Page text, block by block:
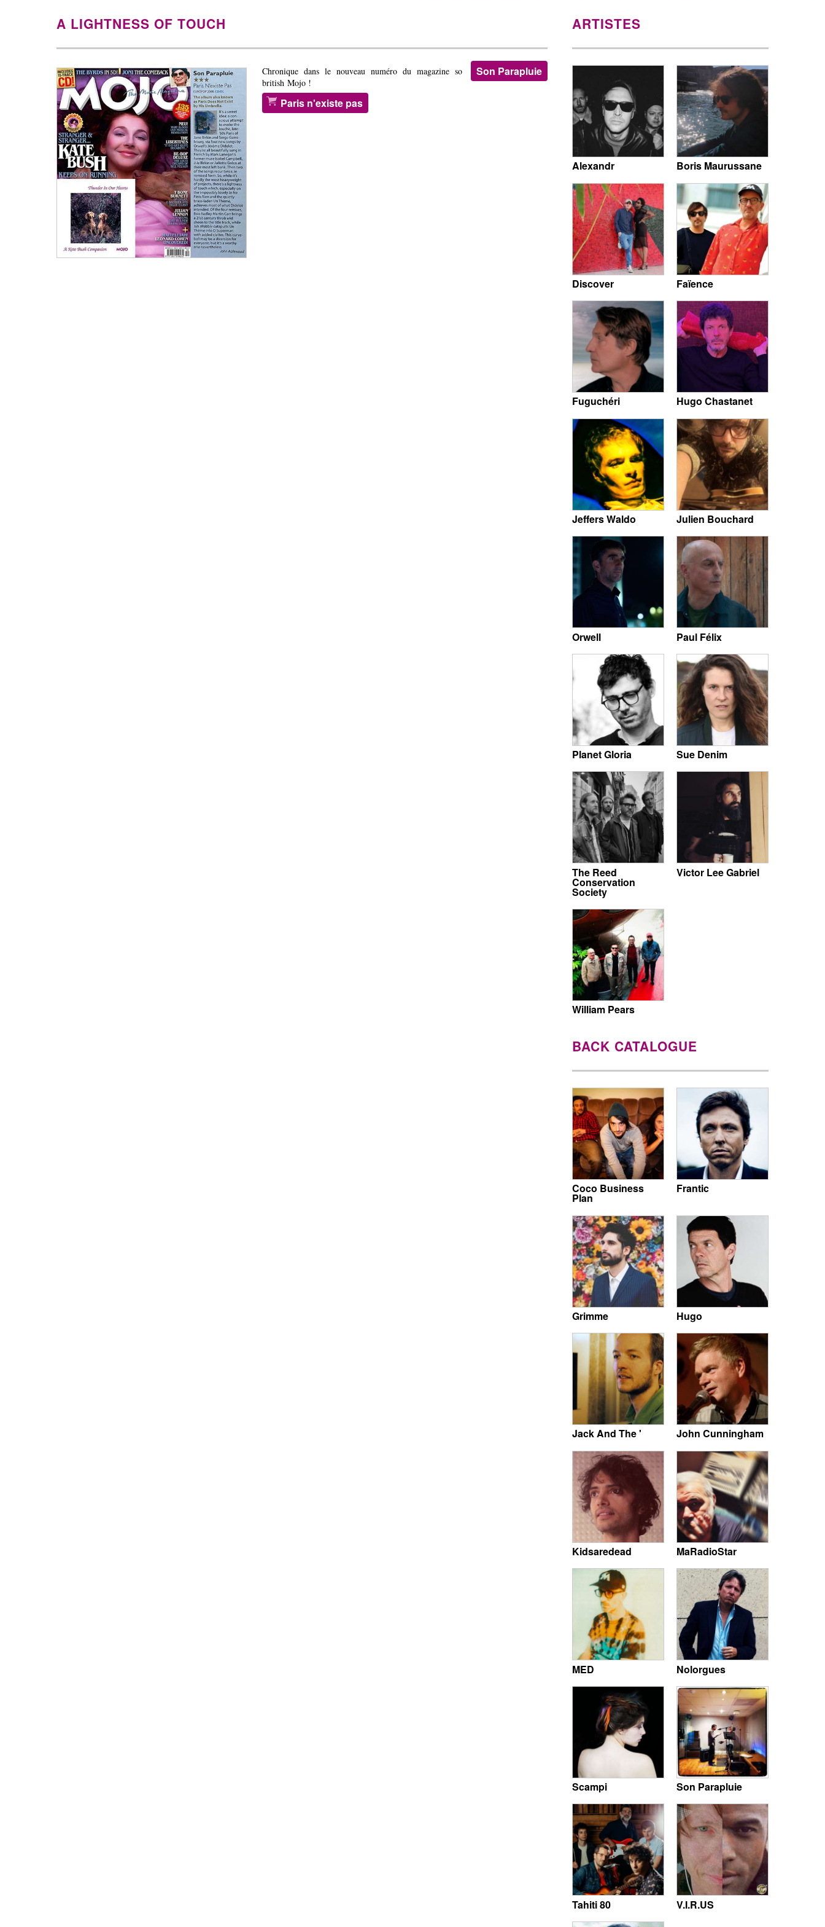
A LIGHTNESS OF TOUCH
Son Parapluie
Chronique dans le nouveau numéro du magazine so
british Mojo !
Paris n'existe pas
ARTISTES
Alexandr Boris Maurussane
Discover Faïence
Fuguchéri Hugo Chastanet
Jeffers Waldo Julien Bouchard
Orwell Paul Félix
Planet Gloria Sue Denim
The Reed
Conservation
Society
Victor Lee Gabriel
William Pears
BACK CATALOGUE
Coco Business
Plan
Frantic
Grimme Hugo
Jack And The ' John Cunningham
Kidsaredead MaRadioStar
MED Nolorgues
Scampi Son Parapluie
Tahiti 80 V.I.R.US